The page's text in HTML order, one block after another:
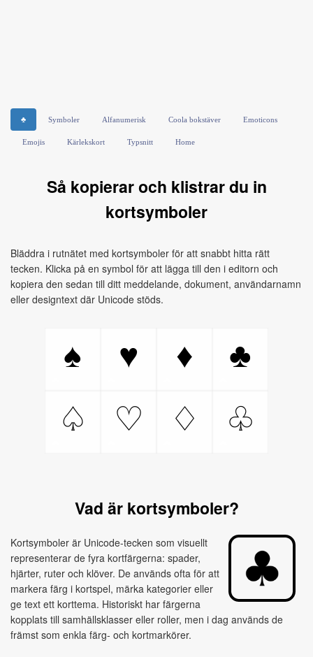
♣ Symboler Alfanumerisk Coola bokstäver Emoticons
Emojis Kärlekskort Typsnitt Home
Så kopierar och klistrar du in
kortsymboler
Bläddra i rutnätet med kortsymboler för att snabbt hitta rätt
tecken. Klicka på en symbol för att lägga till den i editorn och
kopiera den sedan till ditt meddelande, dokument, användarnamn
eller designtext där Unicode stöds.
♠ ♥ ♦
♣
♤
♡ ♢ ♧
Vad är kortsymboler?
Kortsymboler är Unicode-tecken som visuellt
representerar de fyra kortfärgerna: spader,
hjärter, ruter och klöver. De används ofta för att
markera färg i kortspel, märka kategorier eller
ge text ett korttema. Historiskt har färgerna
kopplats till samhällsklasser eller roller, men i dag används de
främst som enkla färg‑ och kortmarkörer.